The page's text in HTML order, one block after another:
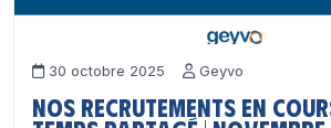
30 octobre 2025 Geyvo
Nos recrutements en